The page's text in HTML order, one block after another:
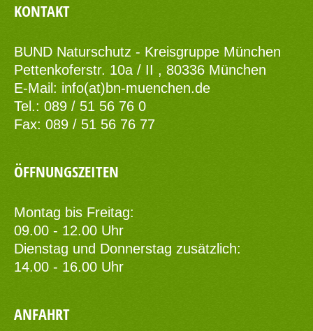
KONTAKT
BUND Naturschutz - Kreisgruppe München
Pettenkoferstr. 10a / II , 80336 München
E-Mail: info(at)bn-muenchen.de
Tel.: 089 / 51 56 76 0
Fax: 089 / 51 56 76 77
ÖFFNUNGSZEITEN
Montag bis Freitag:
09.00 - 12.00 Uhr
Dienstag und Donnerstag zusätzlich:
14.00 - 16.00 Uhr
ANFAHRT